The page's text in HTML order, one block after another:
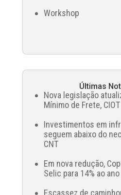
Workshop
Últimas
Nova legislação
Mínimo de Frete, CIOT
Investimentos em
seguem abaixo do
CNT
Em nova redução,
Selic para 14% ao ano